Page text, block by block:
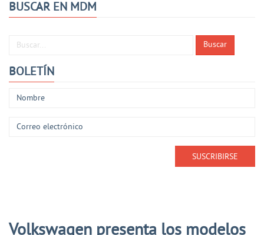
BUSCAR EN MDM
Buscar... Buscar
BOLETÍN